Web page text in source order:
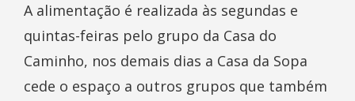
A alimentação é realizada às segundas e
quintas-feiras pelo grupo da Casa do
Caminho, nos demais dias a Casa da Sopa
cede o espaço a outros grupos que também